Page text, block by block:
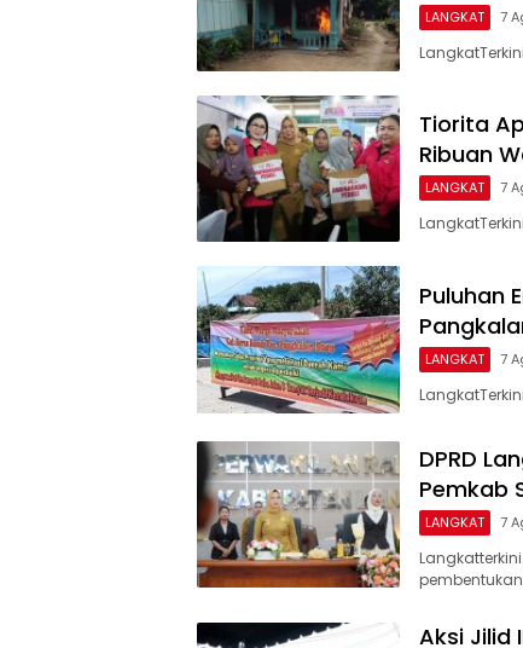
LANGKAT 7
Tiorita
Ribuan
LANGKAT 7
Puluhan
LANGKAT 7
DPRD
Pemkab
LANGKAT 7
Aksi Jilid